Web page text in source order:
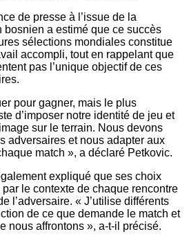
de presse à l’issue de la
bosnien a estimé que ce succès
sélections mondiales constitue
accompli, tout en rappelant que
pas l’unique objectif de ces
pour gagner, mais le plus
d’imposer notre identité de jeu et
sur le terrain. Nous devons
adversaires et nous adapter aux
match », a déclaré Petkovic.
expliqué que ses choix
le contexte de chaque rencontre
l’adversaire. « J’utilise différents
de ce que demande le match et
nous affrontons », a-t-il précisé.